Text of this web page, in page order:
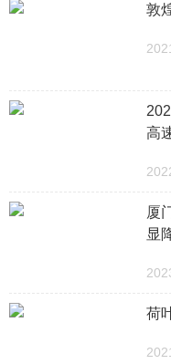
敦
高
厦
显
荷